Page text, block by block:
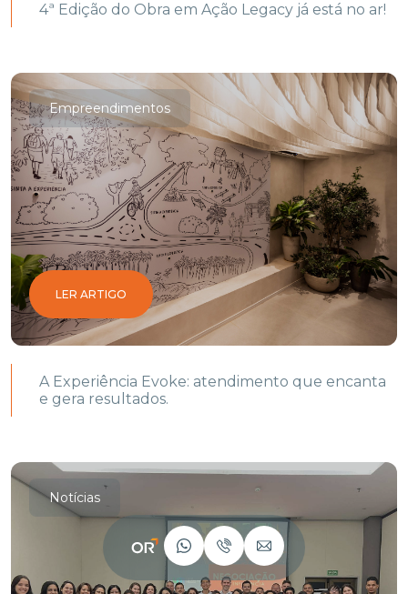
4ª Edição do Obra em Ação Legacy já está no ar!
Empreendimentos
LER ARTIGO
A Experiência Evoke: atendimento que encanta
e gera resultados.
Notícias